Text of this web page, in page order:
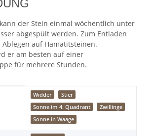
der Stein einmal wöchentlich unter
abgespült werden. Zum Entladen
auf Hämatitsteinen.
er am besten auf einer
für mehrere Stunden.
Widder
Stier
Sonne im 4. Quadrant
Zwillinge
Sonne in Waage